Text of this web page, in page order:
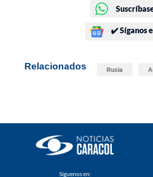
✔️ Síganos
Relacionados Rusia
Síguenos en: